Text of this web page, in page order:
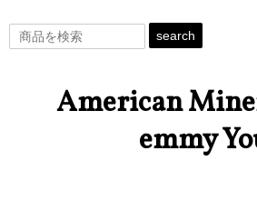
search
American
emmy